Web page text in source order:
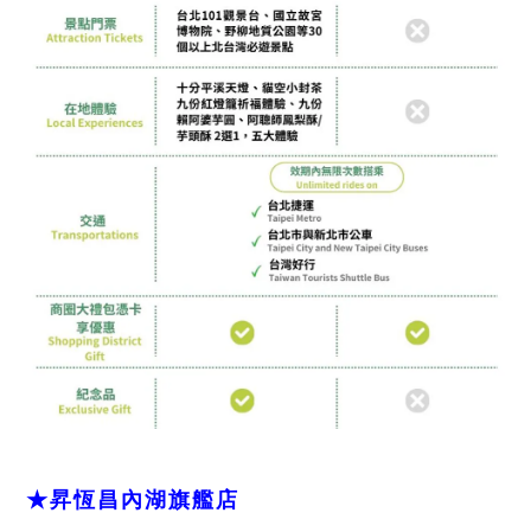
★昇恆昌內湖旗艦店